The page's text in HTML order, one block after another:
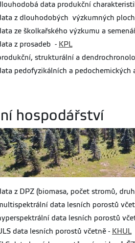
data produkční
z dlouhodobých výzkumných
ze školkařského výzkumu a
z prosadeb - KPL
strukturální a
pedofyzikálních a pedochemických
hospodářství
z DPZ (biomasa, počet stromů,
data lesních porostů
data lesních porostů
data lesních porostů včetně - KHUL